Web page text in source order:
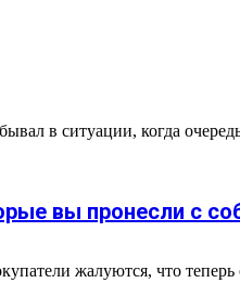
в ситуации, когда
вы пронесли с
жалуются, что теперь